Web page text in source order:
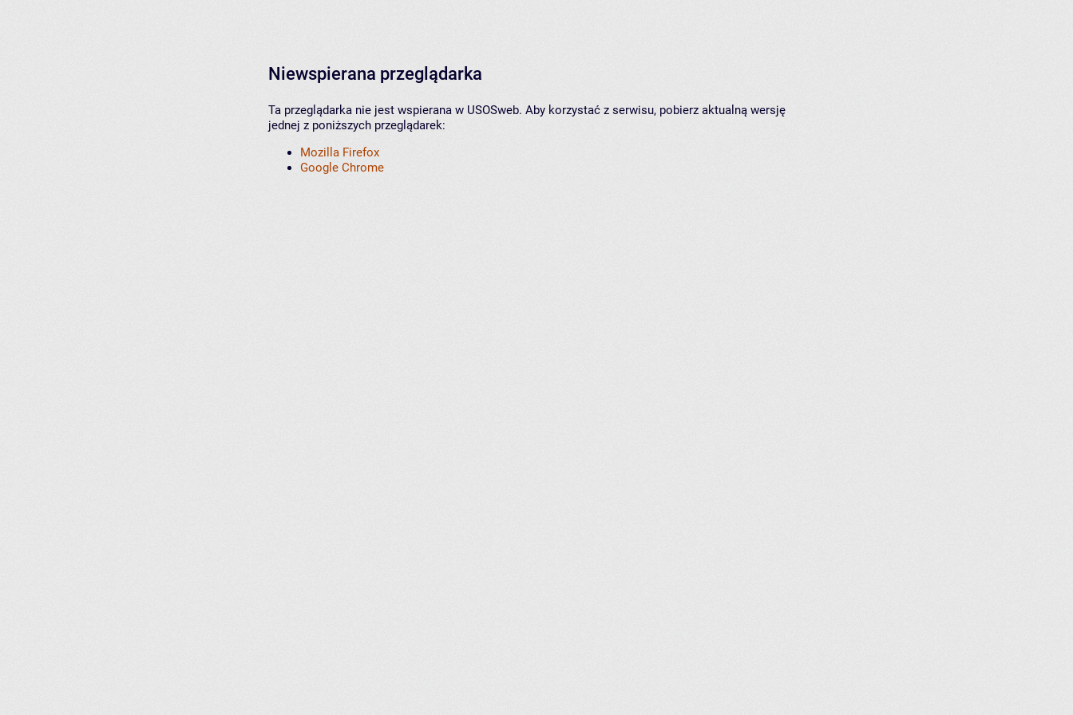
Niewspierana przeglądarka
Ta przeglądarka nie jest wspierana w USOSweb. Aby korzystać z serwisu, pobierz aktualną wersję
jednej z poniższych przeglądarek:
Mozilla Firefox
Google Chrome